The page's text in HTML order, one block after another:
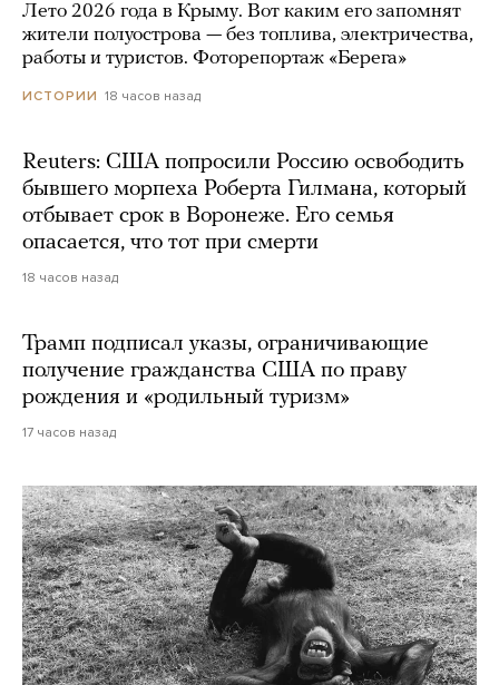
Лето 2026 года в Крыму. Вот каким его запомнят
жители полуострова — без топлива, электричества,
работы и туристов. Фоторепортаж «Берега»
ИСТОРИИ 18 часов назад
Reuters: США попросили Россию освободить
бывшего морпеха Роберта Гилмана, который
отбывает срок в Воронеже. Его семья
опасается, что тот при смерти
18 часов назад
Трамп подписал указы, ограничивающие
получение гражданства США по праву
рождения и «родильный туризм»
17 часов назад